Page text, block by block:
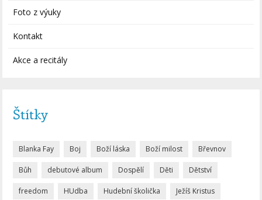
Foto z výuky
Kontakt
Akce a recitály
Štítky
Blanka Fay Boj Boží láska Boží milost Břevnov
Bůh debutové album Dospělí Děti Dětství
freedom HUdba Hudební školička Ježíš Kristus